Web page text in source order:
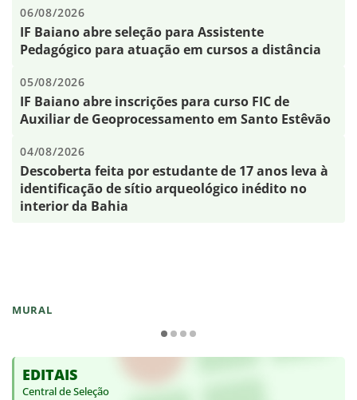
MURAL
EDITAIS
Central de Seleção
06/08/2026
IF Baiano abre seleção para Assistente
Pedagógico para atuação em cursos a distância
05/08/2026
IF Baiano abre inscrições para curso FIC de
Auxiliar de Geoprocessamento em Santo Estêvão
04/08/2026
Descoberta feita por estudante de 17 anos leva à
identificação de sítio arqueológico inédito no
interior da Bahia